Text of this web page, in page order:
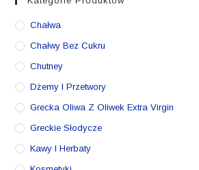
Chałwa
Chałwy Bez Cukru
Chutney
Dżemy I Przetwory
Grecka Oliwa Z Oliwek Extra Virgin
Greckie Słodycze
Kawy I Herbaty